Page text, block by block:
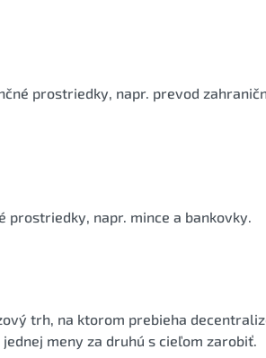
prostriedky, napr. prevod
prostriedky, napr. mince a bankovky.
trh, na ktorom prebieha
meny za druhú s cieľom zarobiť.